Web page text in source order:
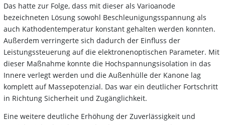
Das hatte zur Folge, dass mit dieser als Varioanode
bezeichneten Lösung sowohl Beschleunigungsspannung als
auch Kathodentemperatur konstant gehalten werden konnten.
Außerdem verringerte sich dadurch der Einfluss der
Leistungssteuerung auf die elektronenoptischen Parameter. Mit
dieser Maßnahme konnte die Hochspannungsisolation in das
Innere verlegt werden und die Außenhülle der Kanone lag
komplett auf Massepotenzial. Das war ein deutlicher Fortschritt
in Richtung Sicherheit und Zugänglichkeit.
Eine weitere deutliche Erhöhung der Zuverlässigkeit und